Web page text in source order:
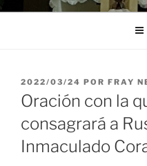
PUBLICADO
EL
2022/03/24 POR FRAY
Oración con la
consagrará a
Inmaculado